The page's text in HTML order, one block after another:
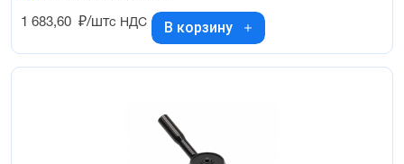
1 683,60 ₽/штс НДС В корзину